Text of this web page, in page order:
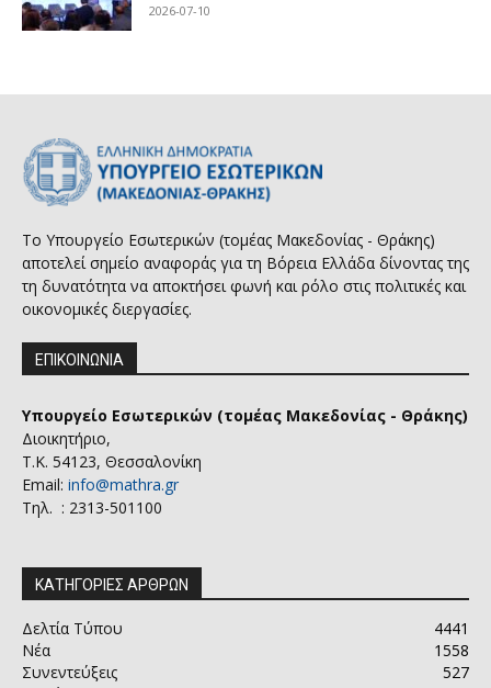
2026-07-10
Το Υπουργείο Εσωτερικών (τομέας Μακεδονίας - Θράκης)
αποτελεί σημείο αναφοράς για τη Βόρεια Ελλάδα δίνοντας της
τη δυνατότητα να αποκτήσει φωνή και ρόλο στις πολιτικές και
οικονομικές διεργασίες.
ΕΠΙΚΟΙΝΩΝΙΑ
Υπουργείο Εσωτερικών (τομέας Μακεδονίας - Θράκης)
Διοικητήριο,
Τ.Κ. 54123, Θεσσαλονίκη
Email: info@mathra.gr
Τηλ. : 2313-501100
ΚΑΤΗΓΟΡΙΕΣ ΑΡΘΡΩΝ
Δελτία Τύπου
4441
Νέα
1558
Συνεντεύξεις
527